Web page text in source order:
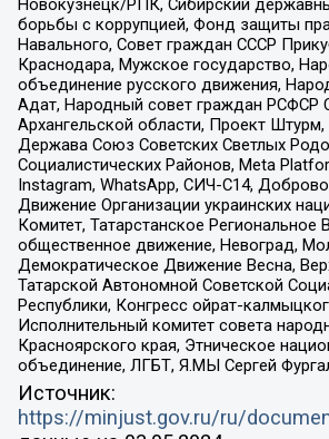
Новокузнецк/РПК, Сибирский
борьбы с коррупцией, Фонд защиты
Навального, Совет граждан СССР
Краснодара, Мужское государство,
объединение русского движения,
Адат, Народный совет граждан РСФСР
Архангельской области, Проект
Держава Союз Советских Светлых
Социалистических Районов, Meta
Instagram, WhatsApp, СИЧ-С14,
Движение Организации украинских
Комитет, Татарстанское Региональное
общественное движение, Невоград,
Демократическое Движение Весна,
Татарской Автономной Советской
Республики, Конгресс ойрат-
Исполнительный комитет совета
Красноярского края, Этническое
объединение, ЛГБТ, Я.МЫ Сергей
Источник:
https://minjust.gov.ru/ru/